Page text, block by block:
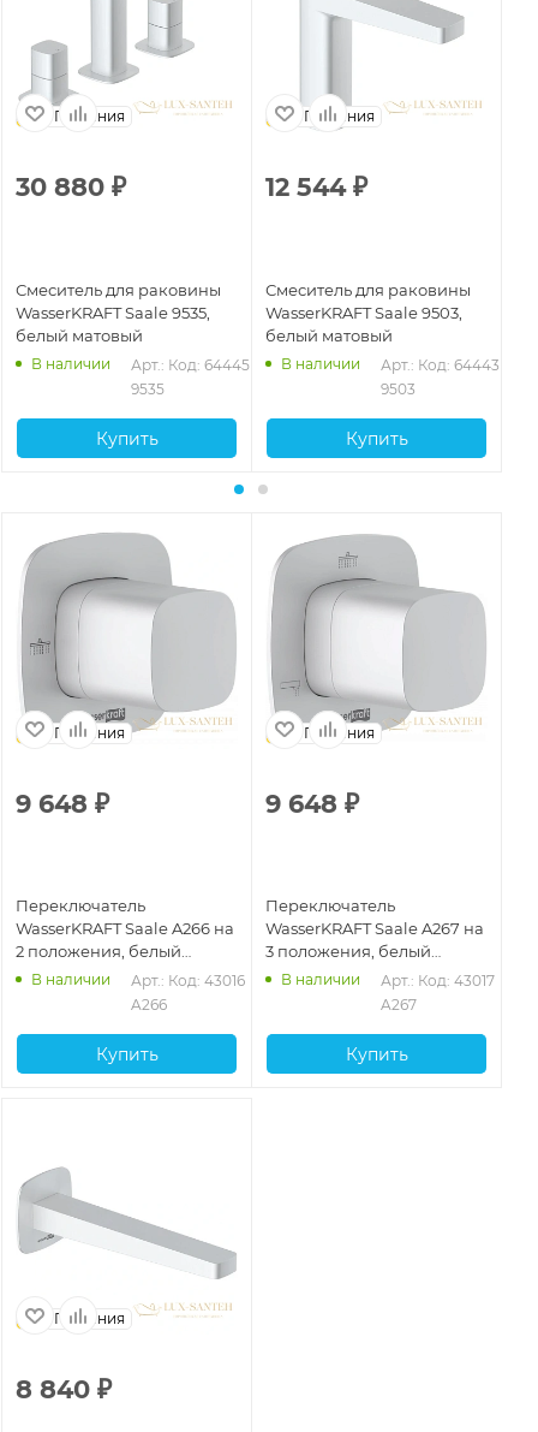
Германия
30 880 ₽
Смеситель для раковины
WasserKRAFT Saale 9535,
белый матовый
В наличии
Арт.:
9535
Код: 64445
Купить
Германия
12 544₽
Смеситель для раковины
WasserKRAFT Saale 9503,
белый матовый
В наличии
Арт.:
9503
Код: 64443
Купить
Германия
9 648 ₽
Переключатель
WasserKRAFT Saale A266 на
2 положения, белый
матовый
В наличии
Арт.:
A266
Код: 43016
Купить
Германия
9 648 ₽
Переключатель
WasserKRAFT Saale A267 на
3 положения, белый
матовый
В наличии
Арт.:
A267
Код: 43017
Купить
Германия
8 840 ₽